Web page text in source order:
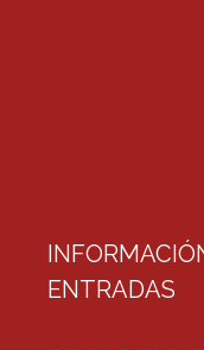
ENTRADAS